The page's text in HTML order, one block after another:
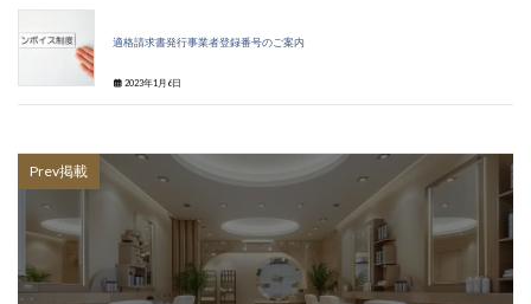
適格請求書発行事業者登録番号のご案内
2023年1月6日
Prev掲載